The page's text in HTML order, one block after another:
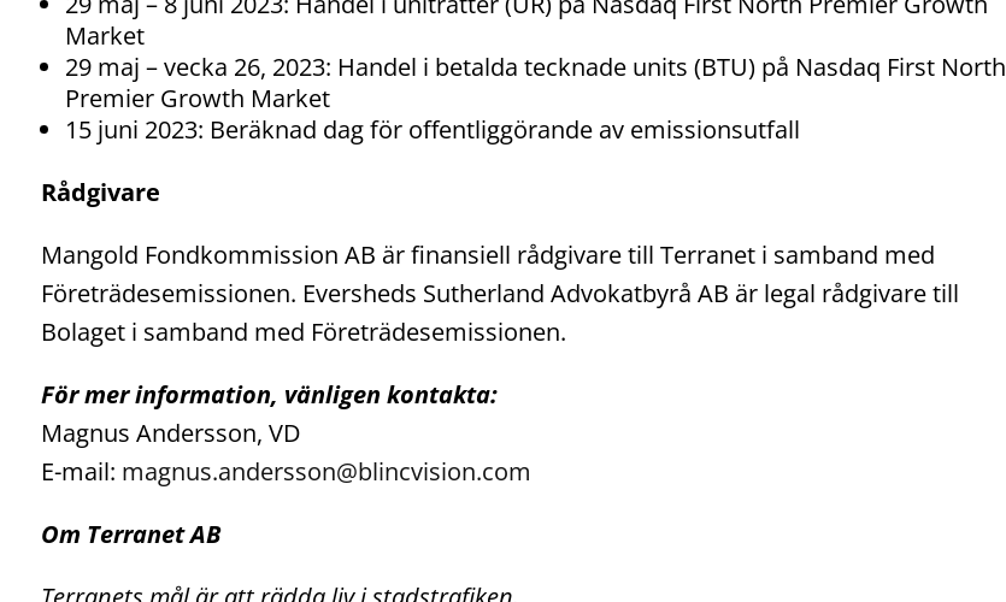
Market
29 maj – vecka 26, 2023: Handel i betalda tecknade units (BTU) på Nasdaq First North
Premier Growth Market
15 juni 2023: Beräknad dag för offentliggörande av emissionsutfall
Rådgivare
Mangold Fondkommission AB är finansiell rådgivare till Terranet i samband med
Företrädesemissionen. Eversheds Sutherland Advokatbyrå AB är legal rådgivare till
Bolaget i samband med Företrädesemissionen.
För mer information, vänligen kontakta:
Magnus Andersson, VD
E-mail: magnus.andersson@blincvision.com
Om Terranet AB